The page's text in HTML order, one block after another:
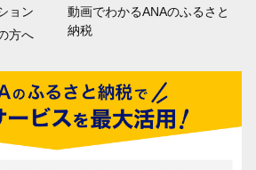
ョン
方へ
動画でわかるANAのふるさと
納税